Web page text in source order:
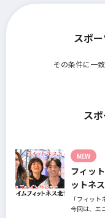
スポ
その条件に一
ス
NEW
フィッ
ットネ
「フィット
今回は、エ